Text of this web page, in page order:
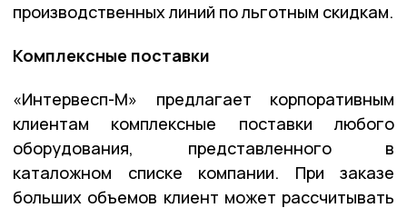
производственных линий по льготным скидкам.
Комплексные поставки
«Интервесп-М» предлагает корпоративным
клиентам комплексные поставки любого
оборудования, представленного в
каталожном списке компании. При заказе
больших объемов клиент может рассчитывать